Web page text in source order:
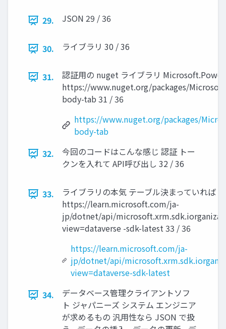
29. JSON 29 / 36
30. ライブラリ 30 / 36
31.
認証用の nuget ライブラリ
https://www.nuget.org/packages/
body-tab 31 / 36
https://www.nuget.org/packages/
body-tab
32.
今回のコードはこんな感じ 認証 トー
クンを入れて API呼び出し 32 / 36
33.
ライブラリの本気 テーブル決まっていれば
https://learn.microsoft.com/ja-
jp/dotnet/api/
view=dataverse -sdk-latest 33 / 36
https://learn.microsoft.com/ja-
jp/dotnet/api/
view=dataverse-sdk-latest
34.
データベース管理クライアントソフ
ト ジャパニーズ システム エンジニア
が求めるもの 汎用性なら JSON で扱